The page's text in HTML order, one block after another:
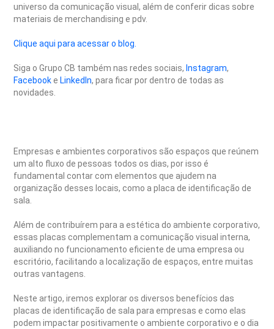
universo da comunicação visual, além de conferir dicas sobre
materiais de merchandising e pdv.
Clique aqui para acessar o blog.
Siga o Grupo CB também nas redes sociais, Instagram,
Facebooke LinkedIn, para ficar por dentro de todas as
novidades.
Empresas e ambientes corporativos são espaços que reúnem
um alto fluxo de pessoas todos os dias, por isso é
fundamental contar com elementos que ajudem na
organização desses locais, como a placa de identificação de
sala.
Além de contribuírem para a estética do ambiente corporativo,
essas placas complementam a comunicação visual interna,
auxiliando no funcionamento eficiente de uma empresa ou
escritório, facilitando a localização de espaços, entre muitas
outras vantagens.
Neste artigo, iremos explorar os diversos benefícios das
placas de identificação de sala para empresas e como elas
podem impactar positivamente o ambiente corporativo e o dia